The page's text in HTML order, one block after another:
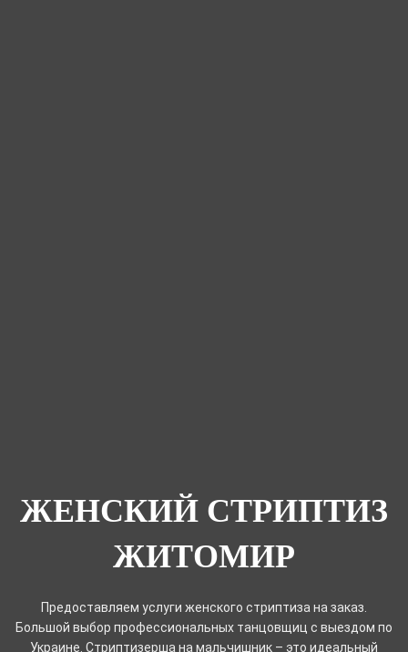
ЖЕНСКИЙ СТРИПТИЗ
ЖИТОМИР
Предоставляем услуги женского стриптиза на заказ.
Большой выбор профессиональных танцовщиц с выездом по
Украине. Стриптизерша на мальчишник – это идеальный